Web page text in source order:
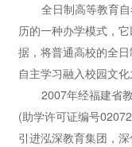
全日制高等教育
历的一种办学模式，
据，将普通高校的全
自主学习融入校园文
2007年经福建省
(助学许可证编号
引进泓深教育集团，